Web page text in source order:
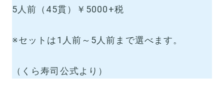
5人前（45貫）￥5000+税
※セットは1人前～5人前まで選べます。
（くら寿司公式より）